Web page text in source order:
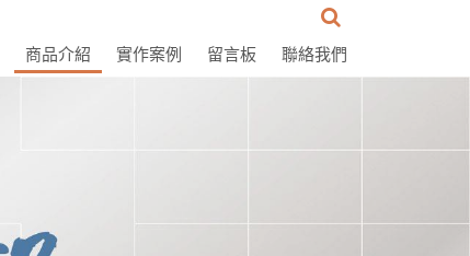
商品介紹 實作案例 留言板 聯絡我們